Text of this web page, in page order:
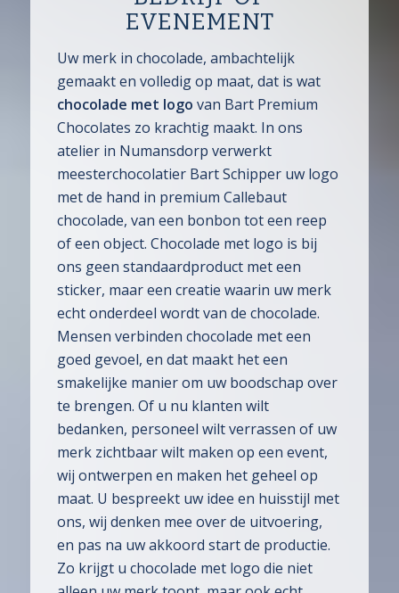
EVENEMENT
Uw merk in chocolade, ambachtelijk
gemaakt en volledig op maat, dat is wat
chocolade met logo van Bart Premium
Chocolates zo krachtig maakt. In ons
atelier in Numansdorp verwerkt
meesterchocolatier Bart Schipper uw logo
met de hand in premium Callebaut
chocolade, van een bonbon tot een reep
of een object. Chocolade met logo is bij
ons geen standaardproduct met een
sticker, maar een creatie waarin uw merk
echt onderdeel wordt van de chocolade.
Mensen verbinden chocolade met een
goed gevoel, en dat maakt het een
smakelijke manier om uw boodschap over
te brengen. Of u nu klanten wilt
bedanken, personeel wilt verrassen of uw
merk zichtbaar wilt maken op een event,
wij ontwerpen en maken het geheel op
maat. U bespreekt uw idee en huisstijl met
ons, wij denken mee over de uitvoering,
en pas na uw akkoord start de productie.
Zo krijgt u chocolade met logo die niet